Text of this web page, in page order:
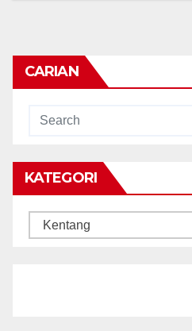
CARIAN
KATEGORI
KATEGORI